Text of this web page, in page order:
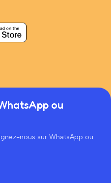
ou
nous sur WhatsApp ou